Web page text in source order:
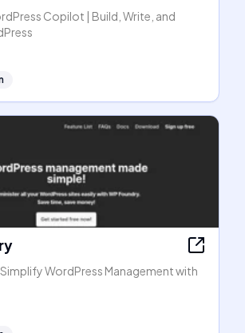
Copilot | Build, Write, and
WordPress Management with